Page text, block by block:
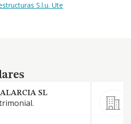
S.l.u. Ute
SL